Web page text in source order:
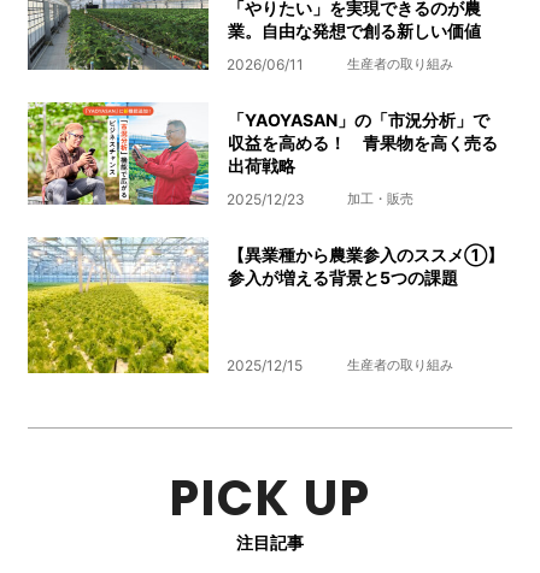
「やりたい」を実現できるのが農
業。自由な発想で創る新しい価値
2026/06/11 生産者の取り組み
「YAOYASAN」の「市況分析」で
収益を高める！ 青果物を高く売る
出荷戦略
2025/12/23 加工・販売
【異業種から農業参入のススメ①】
参入が増える背景と5つの課題
2025/12/15 生産者の取り組み
PICK UP
注目記事